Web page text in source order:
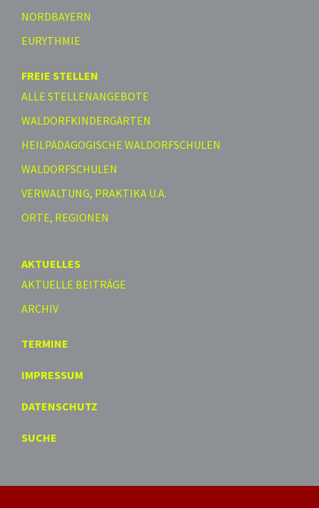
NORDBAYERN
EURYTHMIE
FREIE STELLEN
ALLE STELLENANGEBOTE
WALDORFKINDERGÄRTEN
HEILPÄDAGOGISCHE WALDORFSCHULEN
WALDORFSCHULEN
VERWALTUNG, PRAKTIKA U.A.
ORTE, REGIONEN
AKTUELLES
AKTUELLE BEITRÄGE
ARCHIV
TERMINE
IMPRESSUM
DATENSCHUTZ
SUCHE